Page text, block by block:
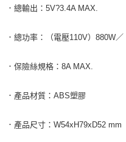
．總輸出：5V?3.4A MAX.
．總功率：（電壓110V）880W
．保險絲規格：8A MAX.
．產品材質：ABS塑膠
．產品尺寸：W54xH79xD52 mm